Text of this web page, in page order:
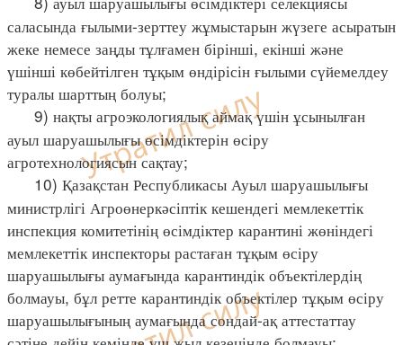
саласында ғылыми-зерттеу жұмыстарын жүзеге асыратын
жеке немесе заңды тұлғамен бірінші, екінші және
үшінші көбейтілген тұқым өндірісін ғылыми сүйемелдеу
туралы шарттың болуы;
9) нақты агроэкологиялық аймақ үшін ұсынылған
ауыл шаруашылығы өсімдіктерін өсіру
агротехнологиясын сақтау;
10) Қазақстан Республикасы Ауыл шаруашылығы
министрлігі Агроөнеркәсіптік кешендегі мемлекеттік
инспекция комитетінің өсімдіктер карантині жөніндегі
мемлекеттік инспекторы растаған тұқым өсіру
шаруашылығы аумағында карантиндік объектілердің
болмауы, бұл ретте карантиндік объектілер тұқым өсіру
шаруашылығының аумағында сондай-ақ аттестаттау